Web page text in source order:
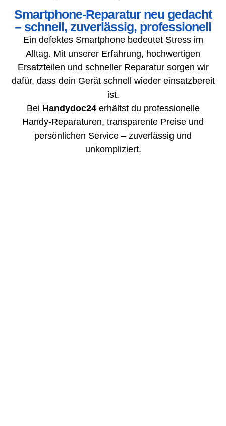
Smartphone-Reparatur neu gedacht
– schnell, zuverlässig, professionell
Ein defektes Smartphone bedeutet Stress im
Alltag. Mit unserer Erfahrung, hochwertigen
Ersatzteilen und schneller Reparatur sorgen wir
dafür, dass dein Gerät schnell wieder einsatzbereit
ist.
Bei Handydoc24erhältst du professionelle
Handy-Reparaturen, transparente Preise und
persönlichen Service – zuverlässig und
unkompliziert.